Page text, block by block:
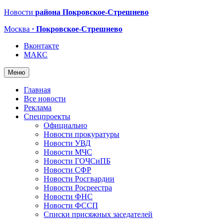
Новости района Покровское-Стрешнево
Москва · Покровское-Стрешнево
Вконтакте
МАКС
Меню
Главная
Все новости
Реклама
Спецпроекты
Официально
Новости прокуратуры
Новости УВД
Новости МЧС
Новости ГОЧСиПБ
Новости СФР
Новости Росгвардии
Новости Росреестра
Новости ФНС
Новости ФССП
Списки присяжных заседателей